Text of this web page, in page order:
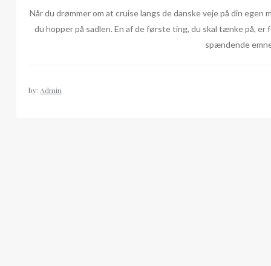
Når du drømmer om at cruise langs de danske veje på din
du hopper på sadlen. En af de første ting, du skal tænke på,
spændende
by:Admin